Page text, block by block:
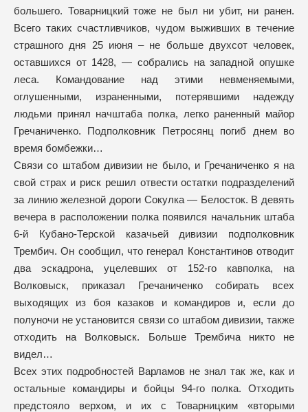
большего. Товарницкий тоже не был ни убит, ни ранен.
Всего таких счастливчиков, чудом выживших в течение
страшного дня 25 июня – не больше двухсот человек,
оставшихся от 1428, — собрались на западной опушке
леса. Командование над этими невменяемыми,
оглушенными, израненными, потерявшими надежду
людьми принял начштаба полка, легко раненный майор
Гречаниченко. Подполковник Петросянц погиб днем во
время бомбежки…
Связи со штабом дивизии не было, и Гречаниченко я на
свой страх и риск решил отвести остатки подразделений
за линию железной дороги Сокулка — Белосток. В девять
вечера в расположении полка появился начальник штаба
6-й Кубано-Терской казачьей дивизии подполковник
Трембич. Он сообщил, что генерал Константинов отводит
два эскадрона, уцелевших от 152-го кавполка, на
Волковыск, приказал Гречаниченко собирать всех
выходящих из боя казаков и командиров и, если до
полуночи не установится связи со штабом дивизии, также
отходить на Волковыск. Больше Трембича никто не
видел…
Всех этих подробностей Варламов не знал так же, как и
остальные командиры и бойцы 94-го полка. Отходить
предстояло верхом, и их с Товарницким «вторыми